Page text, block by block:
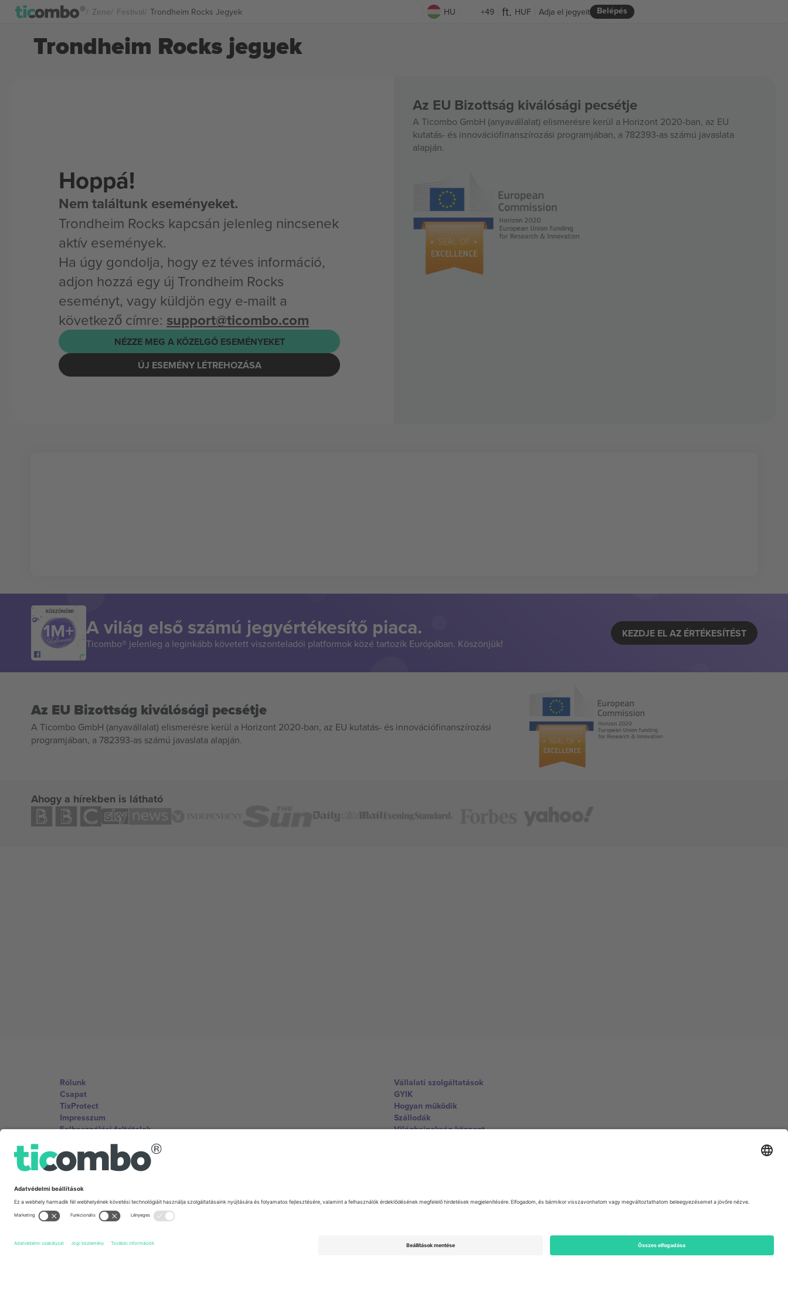
Zene Festival Trondheim Rocks Jegyek HU +49 HUF Belépés
Adja el jegyeit
Trondheim Rocks jegyek
Hoppá!
Nem találtunk eseményeket.
Trondheim Rocks kapcsán jelenleg nincsenek
aktív események.
Ha úgy gondolja, hogy ez téves információ,
adjon hozzá egy új Trondheim Rocks
eseményt, vagy küldjön egy e-mailt a
következő címre: support@ticombo.com
NÉZZE MEG A KÖZELGŐ ESEMÉNYEKET
ÚJ ESEMÉNY LÉTREHOZÁSA
Az EU Bizottság kiválósági pecsétje
A Ticombo GmbH (anyavállalat) elismerésre kerül a Horizont 2020-ban, az EU
kutatás- és innovációfinanszírozási programjában, a 782393-as számú javaslata
alapján.
KÖSZÖNÖM!
A világ első számú jegyértékesítő piaca.
Ticombo® jelenleg a leginkább követett viszonteladói platformok közé tartozik Európában. Köszönjük!
KEZDJE EL AZ ÉRTÉKESÍTÉST
Az EU Bizottság kiválósági pecsétje
A Ticombo GmbH (anyavállalat) elismerésre kerül a Horizont 2020-ban, az EU kutatás- és innovációfinanszírozási
programjában, a 782393-as számú javaslata alapján.
Ahogy a hírekben is látható
Rólunk
Csapat
TixProtect
Impresszum
Felhasználási feltételek
Partnerprogram
Vállalati szolgáltatások
GYIK
Hogyan működik
Szállodák
Világbajnokság központ